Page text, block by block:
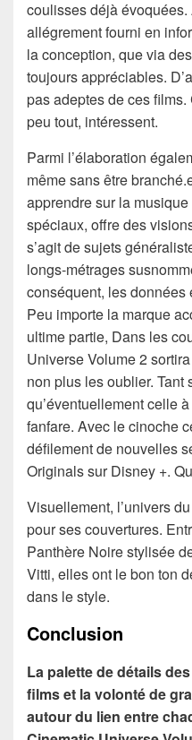
coulisses déjà
allégrement fourni en
la conception, que via
toujours appréciables.
pas adeptes de ces
peu tout, intéressent.
Parmi l’élaboration
même sans être
apprendre sur la
spéciaux, offre des
s’agit de sujets
longs-métrages
conséquent, les données
Peu importe la marque
ultime partie, Dans les
Universe Volume 2
non plus les oublier.
qu’éventuellement celle
fanfare. Avec le cinoche
défilement de nouvelles
Originals sur Disney +.
Visuellement, l’univers
pour ses couvertures.
Panthère Noire stylisée
Vitti, elles ont le bon ton
dans le style.
Conclusion
La palette de détails
films et la volonté de
autour du lien entre